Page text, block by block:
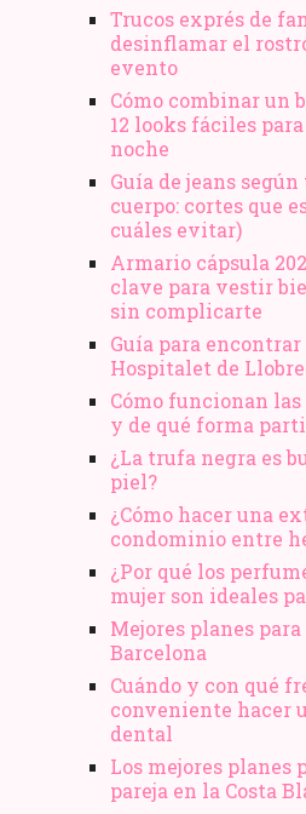
Trucos exprés de
desinflamar el
evento
Cómo combinar un
12 looks fáciles
noche
Guía de jeans
cuerpo: cortes que
cuáles evitar)
Armario cápsula
clave para vestir
sin complicarte
Guía para encontrar
Hospitalet de
Cómo funcionan las
y de qué forma
¿La trufa negra es
piel?
¿Cómo hacer una
condominio entre
¿Por qué los
mujer son ideales
Mejores planes
Barcelona
Cuándo y con qué
conveniente hacer
dental
Los mejores planes
pareja en la Costa